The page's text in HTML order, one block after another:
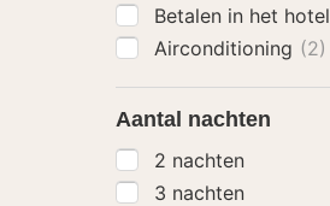
Betalen in het hotel
Airconditioning (2)
Aantal nachten
2 nachten
3 nachten